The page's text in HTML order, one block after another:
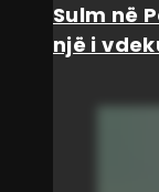
Sulm në
një i